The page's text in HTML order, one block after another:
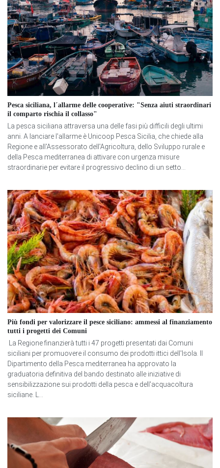
Pesca siciliana, l´allarme delle cooperative: "Senza aiuti straordinari
il comparto rischia il collasso"
La pesca siciliana attraversa una delle fasi più difficili degli ultimi
anni. A lanciare l'allarme è Unicoop Pesca Sicilia, che chiede alla
Regione e all'Assessorato dell'Agricoltura, dello Sviluppo rurale e
della Pesca mediterranea di attivare con urgenza misure
straordinarie per evitare il progressivo declino di un setto...
Più fondi per valorizzare il pesce siciliano: ammessi al finanziamento
tutti i progetti dei Comuni
La Regione finanzierà tutti i 47 progetti presentati dai Comuni
siciliani per promuovere il consumo dei prodotti ittici dell'Isola. Il
Dipartimento della Pesca mediterranea ha approvato la
graduatoria definitiva del bando destinato alle iniziative di
sensibilizzazione sui prodotti della pesca e dell'acquacoltura
siciliane. L...